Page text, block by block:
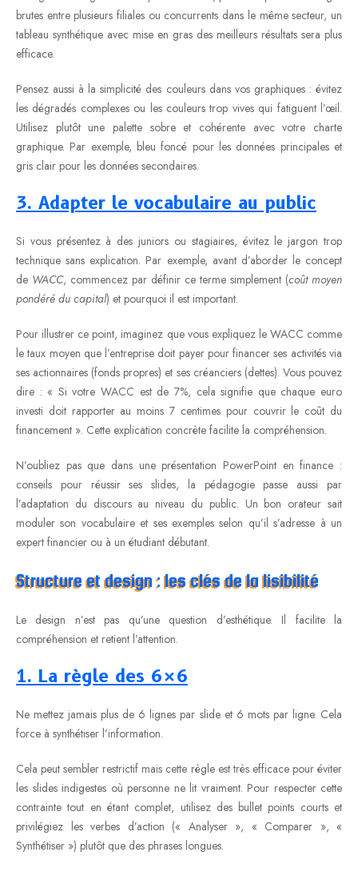
brutes entre plusieurs filiales ou concurrents dans le même secteur, un
tableau synthétique avec mise en gras des meilleurs résultats sera plus
efficace.
Pensez aussi à la simplicité des couleurs dans vos graphiques : évitez
les dégradés complexes ou les couleurs trop vives qui fatiguent l’œil.
Utilisez plutôt une palette sobre et cohérente avec votre charte
graphique. Par exemple, bleu foncé pour les données principales et
gris clair pour les données secondaires.
3. Adapter le vocabulaire au public
Si vous présentez à des juniors ou stagiaires, évitez le jargon trop
technique sans explication. Par exemple, avant d’aborder le concept
de WACC, commencez par définir ce terme simplement (coût moyen
pondéré du capital) et pourquoi il est important.
Pour illustrer ce point, imaginez que vous expliquez le WACC comme
le taux moyen que l’entreprise doit payer pour financer ses activités via
ses actionnaires (fonds propres) et ses créanciers (dettes). Vous pouvez
dire : « Si votre WACC est de 7%, cela signifie que chaque euro
investi doit rapporter au moins 7 centimes pour couvrir le coût du
financement ». Cette explication concrète facilite la compréhension.
N’oubliez pas que dans une présentation PowerPoint en finance :
conseils pour réussir ses slides, la pédagogie passe aussi par
l’adaptation du discours au niveau du public. Un bon orateur sait
moduler son vocabulaire et ses exemples selon qu’il s’adresse à un
expert financier ou à un étudiant débutant.
Structure et design : les clés de la lisibilité
Le design n’est pas qu’une question d’esthétique. Il facilite la
compréhension et retient l’attention.
1. La règle des 6×6
Ne mettez jamais plus de 6 lignes par slide et 6 mots par ligne. Cela
force à synthétiser l’information.
Cela peut sembler restrictif mais cette règle est très efficace pour éviter
les slides indigestes où personne ne lit vraiment. Pour respecter cette
contrainte tout en étant complet, utilisez des bullet points courts et
privilégiez les verbes d’action (« Analyser », « Comparer », «
Synthétiser ») plutôt que des phrases longues.